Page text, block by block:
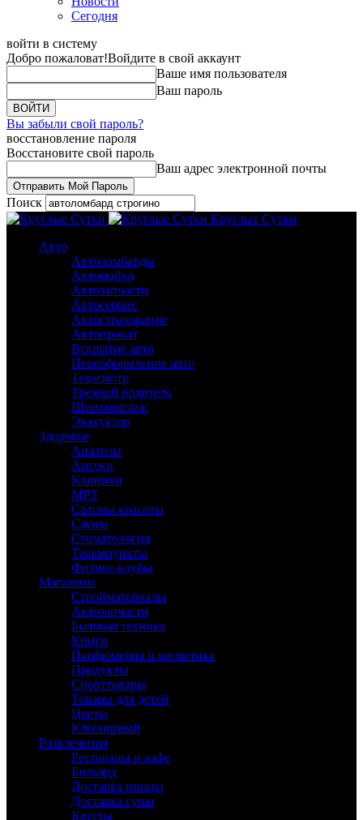
Сегодня
войти в систему
Добро пожаловат!Войдите в свой аккаунт
Ваше имя пользователя
Ваш пароль
Вы забыли свой пароль?
восстановление пароля
Восстановите свой пароль
Ваш адрес электронной почты
Поиск
Круглые Сутки
Авто
Автоломбарды
Автомойка
Автозапчасти
Автосервис
Автострахование
Автопрокат
Вскрытие авто
Переоформление авто
Техосмотр
Трезвый водитель
Шиномонтаж
Эвакуатор
Здоровье
Анализы
Аптеки
Клиники
МРТ
Салоны красоты
Сауны
Стоматология
Травмпункты
Фитнес-клубы
Магазины
Стройматериалы
Автозапчасти
Бытовая техника
Книги
Парфюмерия и косметика
Продукты
Спорттовары
Товары для детей
Цветы
Ювелирный
Развлечения
Рестораны и кафе
Бильярд
Доставка пиццы
Доставка суши
Квесты